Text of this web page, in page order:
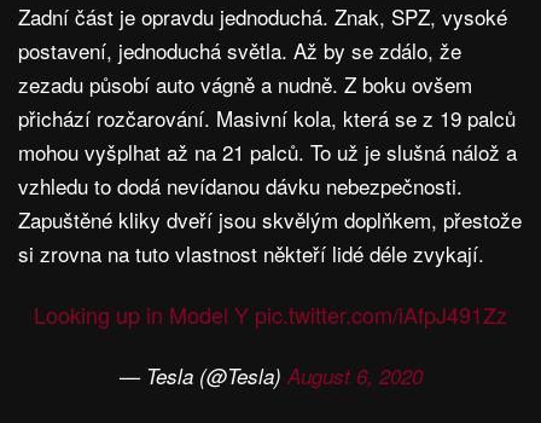
Zadní část je opravdu jednoduchá. Znak, SPZ, vysoké
postavení, jednoduchá světla. Až by se zdálo, že
zezadu působí auto vágně a nudně. Z boku ovšem
přichází rozčarování. Masivní kola, která se z 19 palců
mohou vyšplhat až na 21 palců. To už je slušná nálož a
vzhledu to dodá nevídanou dávku nebezpečnosti.
Zapuštěné kliky dveří jsou skvělým doplňkem, přestože
si zrovna na tuto vlastnost někteří lidé déle zvykají.
Looking up in Model Y pic.twitter.com/iAfpJ491Zz
— Tesla (@Tesla)August 6, 2020